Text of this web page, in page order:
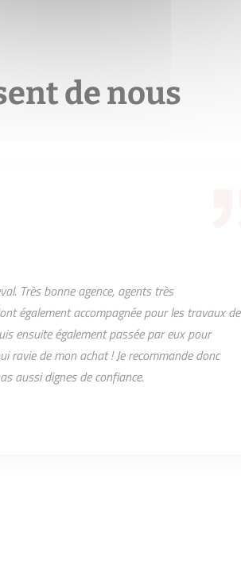
de nous
Très bonne agence, agents très
également accompagnée pour les travaux de
ensuite également passée par eux pour
ravie de mon achat ! Je recommande donc
aussi dignes de confiance.